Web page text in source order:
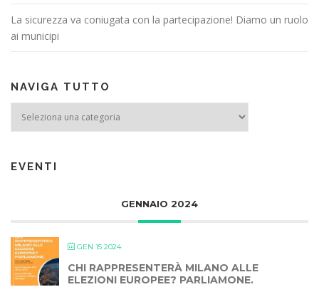
La sicurezza va coniugata con la partecipazione! Diamo un ruolo
ai municipi
NAVIGA TUTTO
NAVIGA TUTTO
EVENTI
GENNAIO 2024
GEN 15 2024
CHI RAPPRESENTERÀ MILANO ALLE
ELEZIONI EUROPEE? PARLIAMONE.